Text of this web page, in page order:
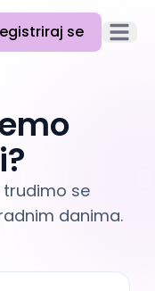
se Otvori
se
danima.